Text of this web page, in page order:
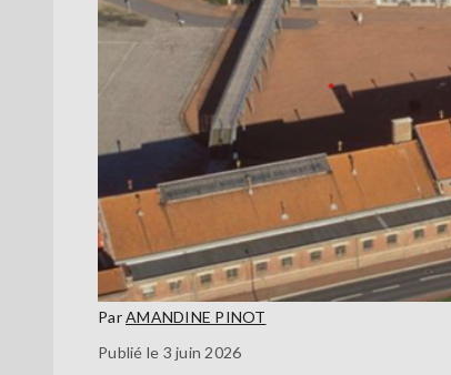
ParAMANDINE PINOT
Publié le 3 juin 2026